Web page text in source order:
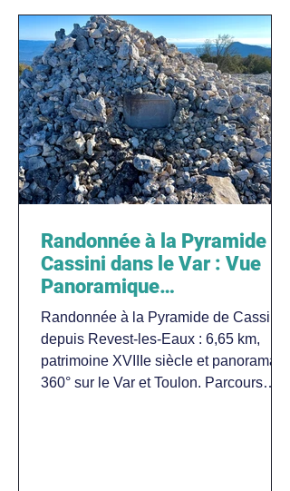
Randonnée à la Pyramide de
Cassini dans le Var : Vue
Panoramique
Exceptionnelle depuis
Revest-les-Eaux.
Randonnée à la Pyramide de Cassini
depuis Revest-les-Eaux : 6,65 km,
patrimoine XVIIIe siècle et panorama à
360° sur le Var et Toulon. Parcours